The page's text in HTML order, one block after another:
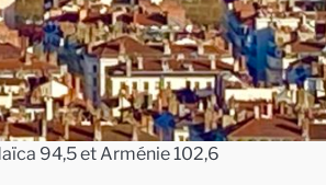
94,5 et Arménie 102,6